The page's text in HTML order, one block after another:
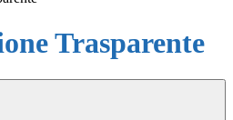
Trasparente